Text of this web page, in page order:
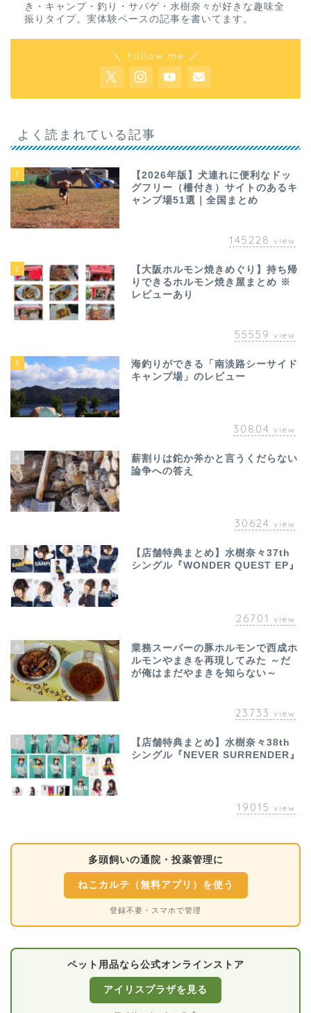
き・キャンプ・釣り・サバゲ・水樹奈々が好きな趣味全
振りタイプ。実体験ベースの記事を書いてます。
＼ Follow me ／
よく読まれている記事
1
【2026年版】犬連れに便利なドッ
グフリー（柵付き）サイトのあるキ
ャンプ場51選｜全国まとめ
145228 view
2
【大阪ホルモン焼きめぐり】持ち帰
りできるホルモン焼き屋まとめ ※
レビューあり
55559 view
3
海釣りができる「南淡路シーサイド
キャンプ場」のレビュー
30804 view
4
薪割りは鉈か斧かと言うくだらない
論争への答え
30624 view
5
【店舗特典まとめ】水樹奈々37th
シングル『WONDER QUEST EP』
26701 view
6
業務スーパーの豚ホルモンで西成ホ
ルモンやまきを再現してみた ～だ
が俺はまだやまきを知らない～
23733 view
7
【店舗特典まとめ】水樹奈々38th
シングル『NEVER SURRENDER』
19015 view
多頭飼いの通院・投薬管理に
ねこカルテ（無料アプリ）を使う
登録不要・スマホで管理
ペット用品なら公式オンラインストア
アイリスプラザを見る